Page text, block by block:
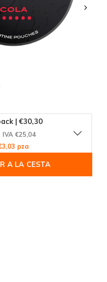
| €30,30
IVA €25,04
pza
A LA CESTA